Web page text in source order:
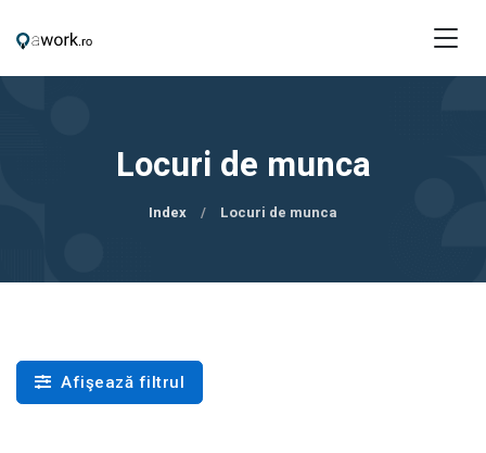
Locuri de munca
Index Locuri de munca
Afişează filtrul